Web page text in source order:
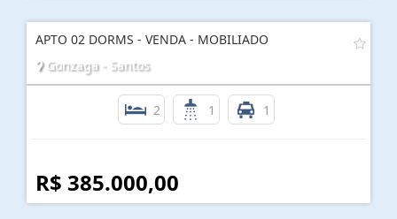
APTO 02 DORMS - VENDA - MOBILIADO
Gonzaga - Santos
2 1 1
R$ 385.000,00